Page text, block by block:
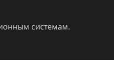
системам.